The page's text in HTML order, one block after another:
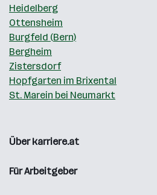
Heidelberg
Ottensheim
Burgfeld (Bern)
Bergheim
Zistersdorf
Hopfgarten im Brixental
St. Marein bei Neumarkt
Über karriere.at
Für Arbeitgeber